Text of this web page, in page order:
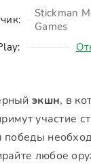
Stickman
Games
экшн, в
участие
любое